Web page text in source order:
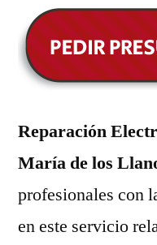
Reparación
María de los
profesionales con
en este servicio